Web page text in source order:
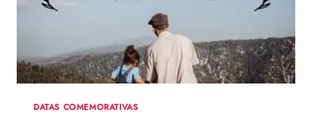
DATAS COMEMORATIVAS